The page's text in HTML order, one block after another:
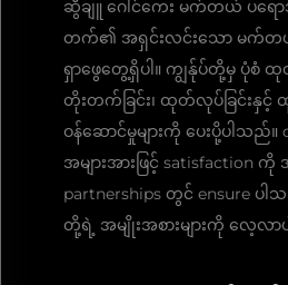
ဆွီချူ ဂေါင်ကေး မက်တယ် ပရော
တက်၏ အရှင်းလင်းသော မက်တယ်
ရှာဖွေတွေ့ရှိပါ။ ကျွန်ုပ်တို့မှ ပုံစံ ထု
တိုးတက်ခြင်း၊ ထုတ်လုပ်ခြင်းနှင့် ထူ
ဝန်ဆောင်မှုများကို ပေးပို့ပါသည်။
အများအားဖြင့် satisfaction ကို
partnerships တွင် ensure ပ
တို့ရဲ့ အမျိုးအစားများကို လေ့လာပ